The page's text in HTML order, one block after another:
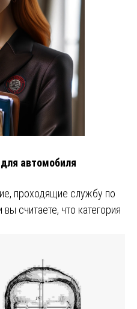
автомобиля
проходящие службу по
считаете, что категория